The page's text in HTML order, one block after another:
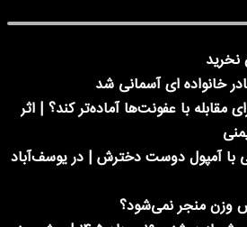
نخرید
خانواده ای آسمانی شد
مقابله با عفونت‌ها آماده‌تر کند؟ | اثر
با آمپول دوست دخترش | در یوسف‌آباد
وزن منجر نمی‌شود؟